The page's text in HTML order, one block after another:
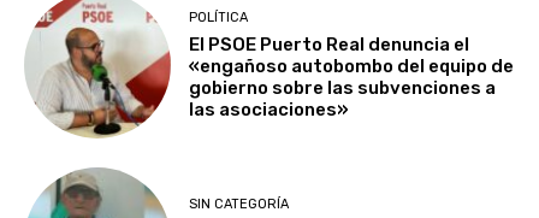
POLÍTICA
El PSOE Puerto Real denuncia el
«engañoso autobombo del equipo de
gobierno sobre las subvenciones a
las asociaciones»
SIN CATEGORÍA